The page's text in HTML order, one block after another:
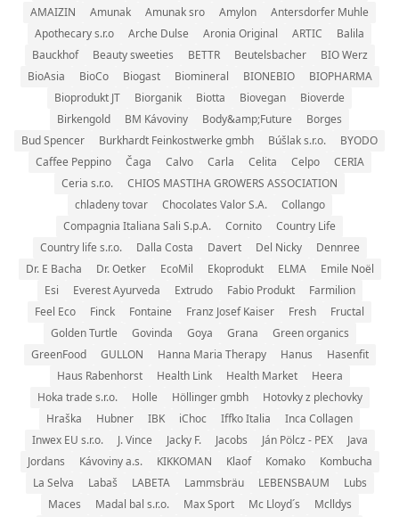
AMAIZIN
Amunak Amunak sro Amylon
Antersdorfer Muhle
Apothecary s.r.o
Arche Dulse Aronia Original ARTIC
Balila
Bauckhof
Beauty sweeties BETTR Beutelsbacher
BIO Werz
BioAsia
BioCo Biogast Biomineral BIONEBIO
BIOPHARMA
Bioprodukt JT
Biorganik Biotta Biovegan
Bioverde
Birkengold
BM Kávoviny Body&amp;Future
Borges
Bud Spencer
Burkhardt Feinkostwerke gmbh Búšlak s.r.o.
BYODO
Caffee Peppino
Čaga Calvo Carla Celita Celpo
CERIA
Ceria s.r.o.
CHIOS MASTIHA GROWERS ASSOCIATION
chladeny tovar
Chocolates Valor S.A.
Collango
Compagnia Italiana Sali S.p.A.
Cornito
Country Life
Country life s.r.o.
Dalla Costa Davert Del Nicky
Dennree
Dr. E Bacha
Dr. Oetker EcoMil Ekoprodukt ELMA
Emile Noël
Esi
Everest Ayurveda Extrudo Fabio Produkt
Farmilion
Feel Eco
Finck Fontaine Franz Josef Kaiser Fresh
Fructal
Golden Turtle
Govinda Goya Grana
Green organics
GreenFood
GULLON Hanna Maria Therapy Hanus
Hasenfit
Haus Rabenhorst
Health Link Health Market
Heera
Hoka trade s.r.o.
Holle Höllinger gmbh
Hotovky z plechovky
Hraška
Hubner IBK iChoc Iffko Italia
Inca Collagen
Inwex EU s.r.o.
J. Vince Jacky F. Jacobs Ján Pölcz - PEX
Java
Jordans
Kávoviny a.s. KIKKOMAN Klaof Komako
Kombucha
La Selva
Labaš LABETA Lammsbräu LEBENSBAUM
Lubs
Maces
Madal bal s.r.o. Max Sport Mc Lloyd´s
Mclldys